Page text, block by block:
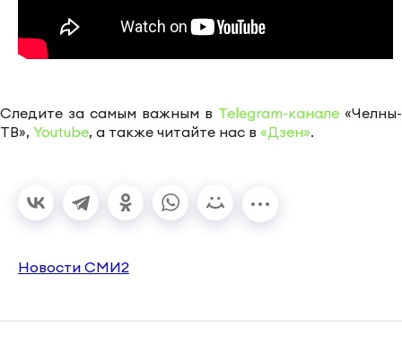
Следите за самым важным в Telegram-канале «Челны-
ТВ», Youtube, а также читайте нас в «Дзен».
Новости СМИ2